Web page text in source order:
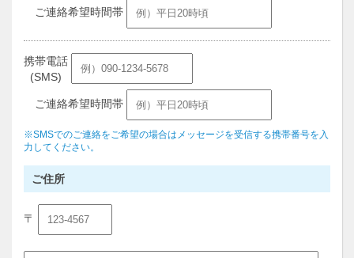
ご連絡希望時間帯
携帯電話
(SMS)
ご連絡希望時間帯
※SMSでのご連絡をご希望の場合はメッセージを受信する携帯番号を入
力してください。
ご住所
〒